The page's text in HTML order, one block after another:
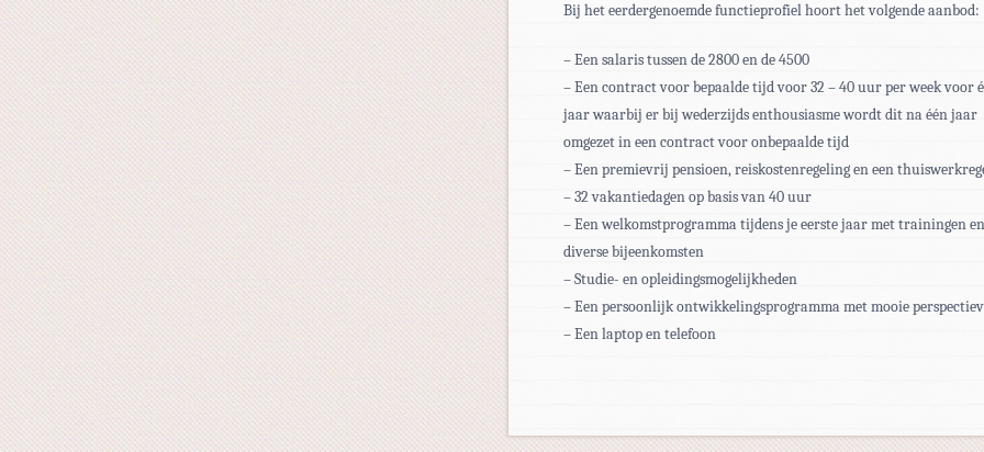
Bij het eerdergenoemde functieprofiel hoort het volgende aanbod:
– Een salaris tussen de 2800 en de 4500
– Een contract voor bepaalde tijd voor 32 – 40 uur per week voor
jaar waarbij er bij wederzijds enthousiasme wordt dit na één jaar
omgezet in een contract voor onbepaalde tijd
– Een premievrij pensioen, reiskostenregeling en een
– 32 vakantiedagen op basis van 40 uur
– Een welkomstprogramma tijdens je eerste jaar met trainingen en
diverse bijeenkomsten
– Studie- en opleidingsmogelijkheden
– Een persoonlijk ontwikkelingsprogramma met mooie
– Een laptop en telefoon